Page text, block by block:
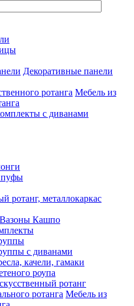
Декоративные панели
Мебель из
с диванами
пуфы
ротанг, металлокаркас
Кашпо
с диванами
качели, гамаки
роупа
ротанг
Мебель из